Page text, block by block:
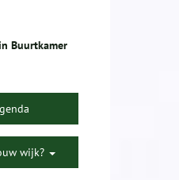
Buurtkamer
wijk?